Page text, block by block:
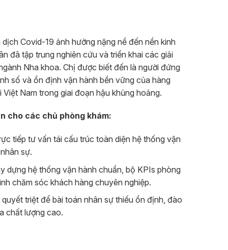
Covid-19 ảnh hưởng nặng nề đến nền kinh
đã tập trung nghiên cứu và triển khai các giải
Nha khoa. Chị được biết đến là người đứng
số và ổn định vận hành bền vững của hàng
Nam trong giai đoạn hậu khủng hoảng.
cho các chủ phòng khám:
tiếp tư vấn tái cấu trúc toàn diện hệ thống vận
sự.
dựng hệ thống vận hành chuẩn, bộ KPIs phòng
chăm sóc khách hàng chuyên nghiệp.
triệt để bài toán nhân sự thiếu ổn định, đào
chất lượng cao.